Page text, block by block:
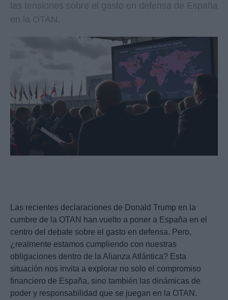
las tensiones sobre el gasto en defensa de España
en la OTAN.
Las recientes declaraciones de Donald Trump en la
cumbre de la OTAN han vuelto a poner a España en el
centro del debate sobre el gasto en defensa. Pero,
¿realmente estamos cumpliendo con nuestras
obligaciones dentro de la Alianza Atlántica? Esta
situación nos invita a explorar no solo el compromiso
financiero de España, sino también las dinámicas de
poder y responsabilidad que se juegan en la OTAN.